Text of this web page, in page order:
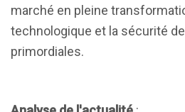
marché en pleine
technologique et la sécurité
primordiales.